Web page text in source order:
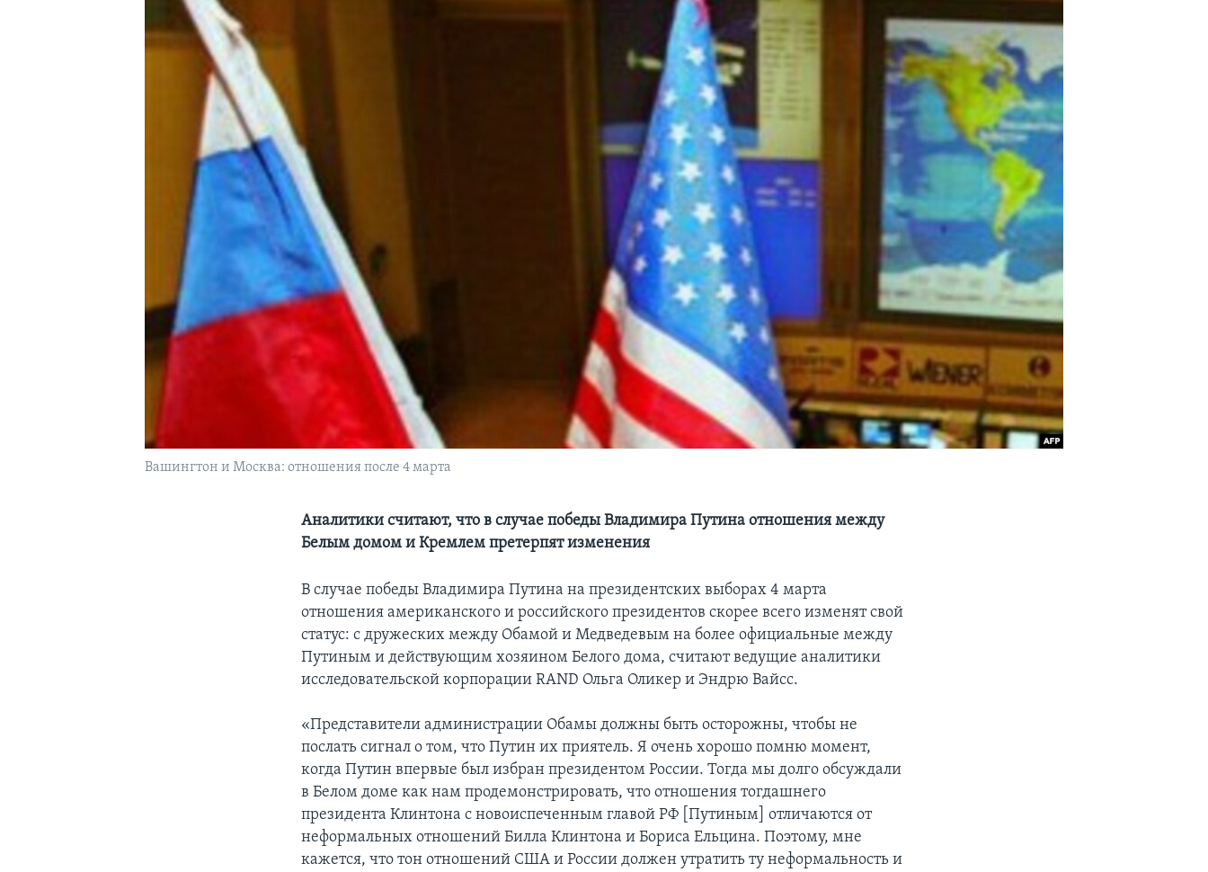
Вашингтон и Москва: отношения после 4 марта
Аналитики считают, что в случае победы Владимира Путина отношения между
Белым домом и Кремлем претерпят изменения
В случае победы Владимира Путина на президентских выборах 4 марта
отношения американского и российского президентов скорее всего изменят свой
статус: с дружеских между Обамой и Медведевым на более официальные между
Путиным и действующим хозяином Белого дома, считают ведущие аналитики
исследовательской корпорации RAND Ольга Оликер и Эндрю Вайсс.
«Представители администрации Обамы должны быть осторожны, чтобы не
послать сигнал о том, что Путин их приятель. Я очень хорошо помню момент,
когда Путин впервые был избран президентом России. Тогда мы долго обсуждали
в Белом доме как нам продемонстрировать, что отношения тогдашнего
президента Клинтона с новоиспеченным главой РФ [Путиным] отличаются от
неформальных отношений Билла Клинтона и Бориса Ельцина. Поэтому, мне
кажется, что тон отношений США и России должен утратить ту неформальность и